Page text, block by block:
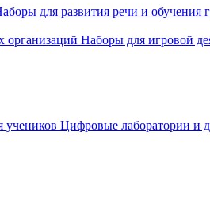
для развития речи и обучения
организаций Наборы для игровой
учеников Цифровые лаборатории и